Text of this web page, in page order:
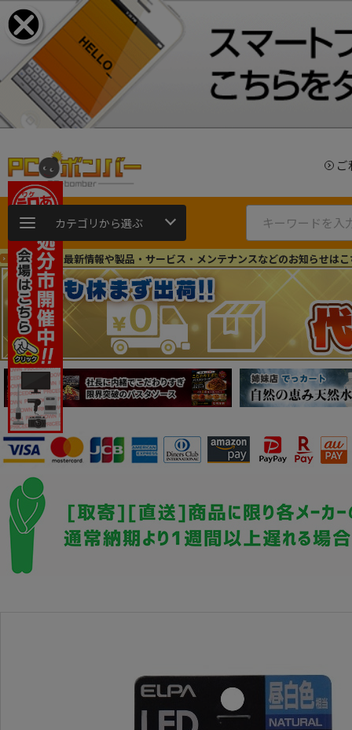
カテゴリから選ぶ
ショップの最新情報や製品・サービス・メンテナンスなどのお知らせは